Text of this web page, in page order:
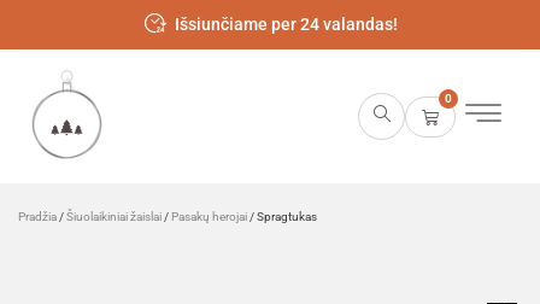
Išsiunčiame per 24 valandas!
0
Pradžia /Šiuolaikiniai žaislai / Pasakų herojai / Spragtukas